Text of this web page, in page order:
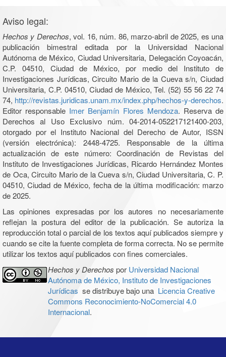
Aviso legal:
Hechos y Derechos, vol. 16, núm. 86, marzo-abril de 2025, es una
publicación bimestral editada por la Universidad Nacional
Autónoma de México, Ciudad Universitaria, Delegación Coyoacán,
C.P. 04510, Ciudad de México, por medio del Instituto de
Investigaciones Jurídicas, Circuito Mario de la Cueva s/n, Ciudad
Universitaria, C.P. 04510, Ciudad de México, Tel. (52) 55 56 22 74
74, http://revistas.juridicas.unam.mx/index.php/hechos-y-derechos.
Editor responsable Imer Benjamín Flores Mendoza. Reserva de
Derechos al Uso Exclusivo núm. 04-2014-052217121400-203,
otorgado por el Instituto Nacional del Derecho de Autor, ISSN
(versión electrónica): 2448-4725. Responsable de la última
actualización de este número: Coordinación de Revistas del
Instituto de Investigaciones Jurídicas, Ricardo Hernández Montes
de Oca, Circuito Mario de la Cueva s/n, Ciudad Universitaria, C. P.
04510, Ciudad de México, fecha de la última modificación: marzo
de 2025.
Las opiniones expresadas por los autores no necesariamente
reflejan la postura del editor de la publicación. Se autoriza la
reproducción total o parcial de los textos aquí publicados siempre y
cuando se cite la fuente completa de forma correcta. No se permite
utilizar los textos aquí publicados con fines comerciales.
Hechos y Derechos por Universidad Nacional
Autónoma de México, Instituto de Investigaciones
Jurídicas se distribuye bajo una Licencia Creative
Commons Reconocimiento-NoComercial 4.0
Internacional.